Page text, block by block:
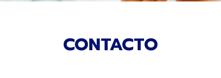
CONTACTO